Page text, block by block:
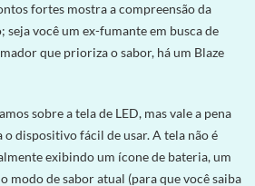
fortes mostra a compreensão da
seja você um ex-fumante em busca de
que prioriza o sabor, há um Blaze
sobre a tela de LED, mas vale a pena
dispositivo fácil de usar. A tela não é
exibindo um ícone de bateria, um
modo de sabor atual (para que você saiba